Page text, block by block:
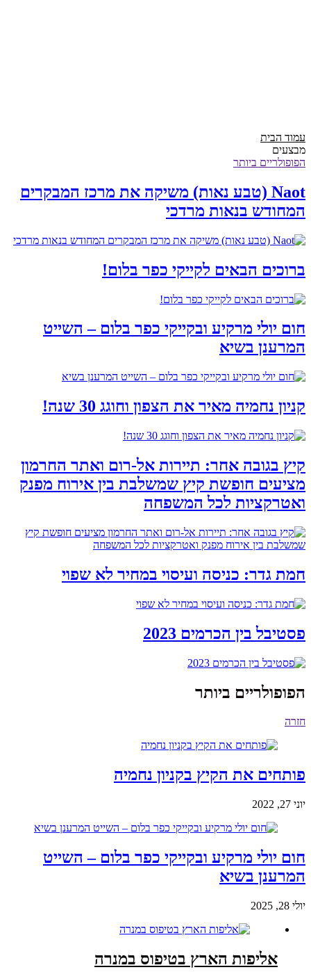
עמוד הבית
מבצעים
הפופולריים ביותר
Naot (טבע נאות) משיקה את מרכז המבקרים
המחודש בנאות מרדכי
ברוכים הבאים לקייקי כפר בלום!
חום יולי מרקיע ובקייקי כפר בלום – השייט
המרענן בשיא
קניון נחמיה מאיר את הצפון וחוגג 30 שנה!
קיץ בגובה אחר: תיירות אל-רום ואתר החרמון
מציעים חופשת קיץ שמשלבת בין אירוח מפנק
ואטרקציות לכל המשפחה
חמת גדר: כניסה ועיסוי במחיר לא שפוי
פסטיבל בין הכרמים 2023
הפופולריים ביותר
חזרה
פותחים את הקיץ בקניון נחמיה
יוני 27, 2022
חום יולי מרקיע ובקייקי כפר בלום – השייט
המרענן בשיא
יולי 28, 2025
אליפות הארץ בטיפוס במנרה